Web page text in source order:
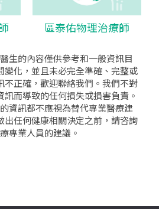
區泰佑物理治療師
生的內容僅供參考和一般資訊目
變化，並且未必完全準確、完整或
不正確，歡迎聯絡我們。我們不對
而導致的任何損失或損害負責。
資訊都不應視為替代專業醫療建
出任何健康相關決定之前，請咨詢
專業人員的建議。